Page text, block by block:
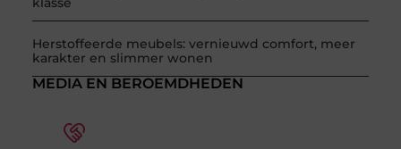
Herstoffeerde meubels: vernieuwd comfort, meer
karakter en slimmer wonen
MEDIA EN BEROEMDHEDEN